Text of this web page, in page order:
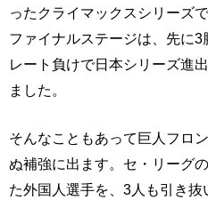
ったクライマックスシリーズ
ファイナルステージは、先に
レート負けで日本シリーズ進
ました。
そんなこともあって巨人フロ
ぬ補強に出ます。セ・リーグ
た外国人選手を、3人も引き抜